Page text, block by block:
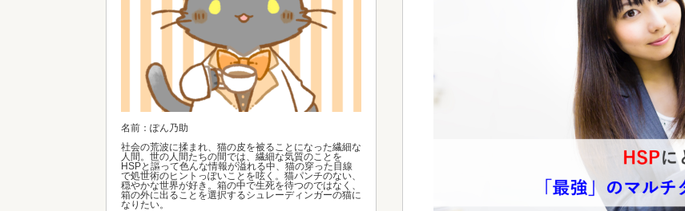
名前：ぽん乃助
社会の荒波に揉まれ、猫の皮を被ることになった繊細な
人間。世の人間たちの間では、繊細な気質のことを
HSPと謳って色んな情報が溢れる中、猫の穿った目線
で処世術のヒントっぽいことを呟く。猫パンチのない、
穏やかな世界が好き。箱の中で生死を待つのではなく、
箱の外に出ることを選択するシュレーディンガーの猫に
なりたい。